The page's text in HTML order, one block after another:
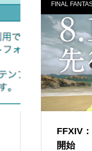
FINAL
FFXIV
開始